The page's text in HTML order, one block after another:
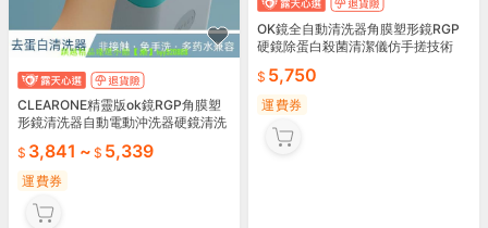
CLEARONE精靈版ok鏡RGP角膜塑
形鏡清洗器自動電動沖洗器硬鏡清洗
3,841 ~ 5,339
運費券
OK鏡全自動清洗器角膜塑形鏡RGP
硬鏡除蛋白殺菌清潔儀仿手搓技術
5,750
運費券